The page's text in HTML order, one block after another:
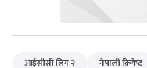
आईसीसी लिग २ नेपाली क्रिकेट